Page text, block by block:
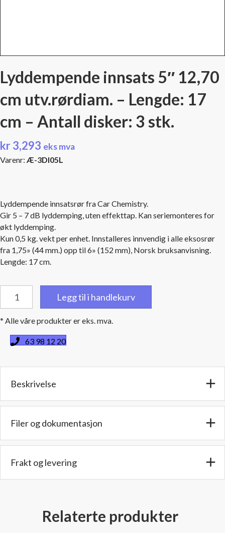
Lyddempende innsats 5″ 12,70
cm utv.rørdiam. – Lengde: 17
cm – Antall disker: 3 stk.
kr3,293 eks mva
Varenr: Æ-3DI05L
Lyddempende innsatsrør fra Car Chemistry.
Gir 5 – 7 dB lyddemping, uten effekttap. Kan seriemonteres for
økt lyddemping.
Kun 0,5 kg. vekt per enhet. Innstalleres innvendig i alle eksosrør
fra 1,75» (44 mm.) opp til 6» (152 mm), Norsk bruksanvisning.
Lengde: 17 cm.
innsats
12,70
utv.rørdiam.
-
Antall
3
antall
Legg til i handlekurv
* Alle våre produkter er eks. mva.
63 98 12 20
Beskrivelse
Filer og dokumentasjon
Frakt og levering
Relaterte produkter